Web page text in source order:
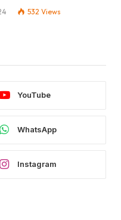
532 Views
YouTube
WhatsApp
Instagram